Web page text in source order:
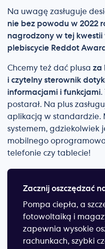
Na uwagę zasługuje
nie bez powodu w 2022
nagrodzony w tej
plebiscycie Reddot
Chcemy też dać plusa za
i czytelny sterownik
informacjami i funkcjami.
postarał. Na plus
aplikacją w standardzie.
systemem, gdziekolwiek
mobilnego
telefonie czy tablecie!
Zacznij oszczędzać
Pompa ciepła, a
fotowoltaiką i
zapewnia wysokie
rachunkach, szybki